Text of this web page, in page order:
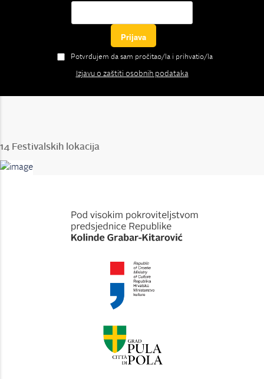
Potvrđujem da sam pročitao/la i prihvatio/la
Izjavu o zaštiti osobnih podataka
14 Festivalskih lokacija